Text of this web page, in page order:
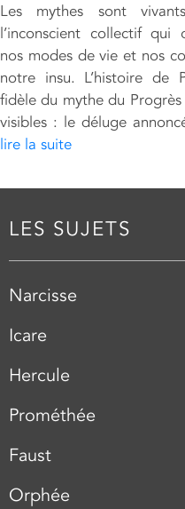
Les mythes sont
l’inconscient collectif qui
nos modes de vie et nos
notre insu. L’histoire de
fidèle du mythe du
visibles : le déluge
lire la suite
LES SUJETS
Narcisse
Icare
Hercule
Prométhée
Faust
Orphée